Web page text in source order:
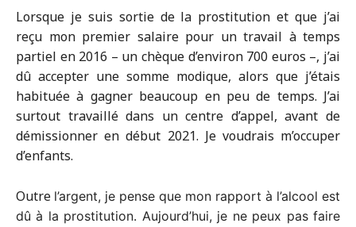
Lorsque je suis sortie de la prostitution et que j’ai
reçu mon premier salaire pour un travail à temps
partiel en 2016 – un chèque d’environ 700 euros –, j’ai
dû accepter une somme modique, alors que j’étais
habituée à gagner beaucoup en peu de temps. J’ai
surtout travaillé dans un centre d’appel, avant de
démissionner en début 2021. Je voudrais m’occuper
d’enfants.
Outre l’argent, je pense que mon rapport à l’alcool est
dû à la prostitution. Aujourd’hui, je ne peux pas faire